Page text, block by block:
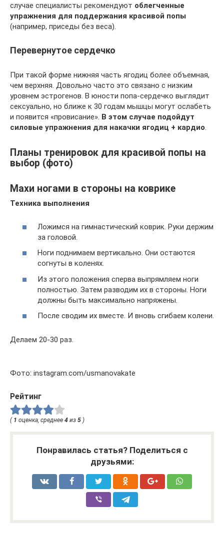
случае специалисты рекомендуют облегченные
упражнения для поддержания красивой попы
(например, приседы без веса).
Перевернутое сердечко
При такой форме нижняя часть ягодиц более объемная,
чем верхняя. Довольно часто это связано с низким
уровнем эстрогенов. В юности попа-сердечко выглядит
сексуально, но ближе к 30 годам мышцы могут ослабеть
и появится «провисание». В этом случае подойдут
силовые упражнения для накачки ягодиц + кардио.
Планы тренировок для красивой попы на
выбор (фото)
Махи ногами в стороны на коврике
Техника выполнения
Ложимся на гимнастический коврик. Руки держим
за головой.
Ноги поднимаем вертикально. Они остаются
согнуты в коленях.
Из этого положения сперва выпрямляем ноги
полностью. Затем разводим их в стороны. Ноги
должны быть максимально напряжены.
После сводим их вместе. И вновь сгибаем колени.
Делаем 20-30 раз.
Фото: instagram.com/usmanovakate
Рейтинг
( 1 оценка, среднее 4 из 5 )
Понравилась статья? Поделиться с
друзьями: